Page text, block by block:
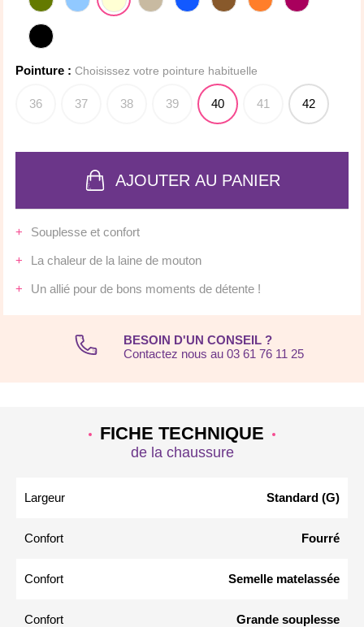
Pointure : Choisissez votre pointure habituelle
36 37 38 39 40 41 42
AJOUTER AU PANIER
Souplesse et confort
La chaleur de la laine de mouton
Un allié pour de bons moments de détente !
BESOIN D'UN CONSEIL ?
Contactez nous au 03 61 76 11 25
FICHE TECHNIQUE
de la chaussure
Largeur Standard (G)
Confort Fourré
Confort Semelle matelassée
Confort Grande souplesse